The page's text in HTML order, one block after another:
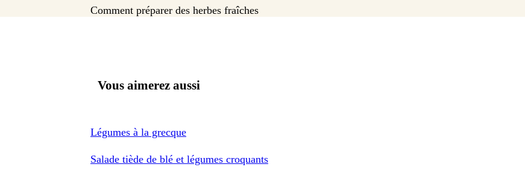
Comment préparer des herbes fraîches
Vous aimerez aussi
Légumes à la grecque
Salade tiède de blé et légumes croquants